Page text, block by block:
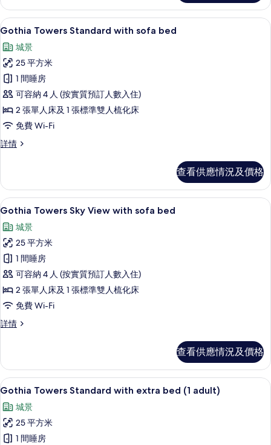
age
is
25)
的
相
片
(Minimum
check-
in
is
25)
詳
情
載
入
所
有
Gothia
Towers
Standard
with
sofa
相
片
Gothia Towers Standard with sofa
9
Gothia Towers Standard with sofa bed
城景
25 平方米
1 間睡房
可容納 4 人 (按實質預訂人數入住)
2 張單人床及 1 張標準雙人梳化床
免費 Wi-Fi
詳情
Gothia
sofa
bed
詳
查看供應情況及價格
載
入
所
有
Gothia
Towers
Sky
View
with
的
相
片
Gothia Towers Sky View with sofa
9
Gothia Towers Sky View with sofa bed
城景
25 平方米
1 間睡房
可容納 4 人 (按實質預訂人數入住)
2 張單人床及 1 張標準雙人梳化床
免費 Wi-Fi
詳情
Gothia
with
sofa
bed
情
查看供應情況及價格
載
入
所
有
6
Gothia Towers Standard with extra bed (1 adult)
城景
25 平方米
1 間睡房